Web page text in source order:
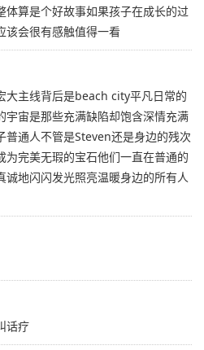
体算是个好故事如果孩子在成长的过
该会很有感触值得一看
大主线背后是beach city平凡日常的
宇宙是那些充满缺陷却饱含深情充满
普通人不管是Steven还是身边的残次
为完美无瑕的宝石他们一直在普通的
诚地闪闪发光照亮温暖身边的所有人
话疗